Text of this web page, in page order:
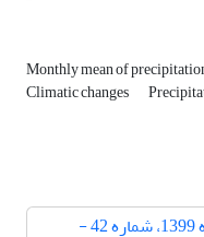
Monthly mean of
Climatic changes
دوره 1399، شماره 42 -